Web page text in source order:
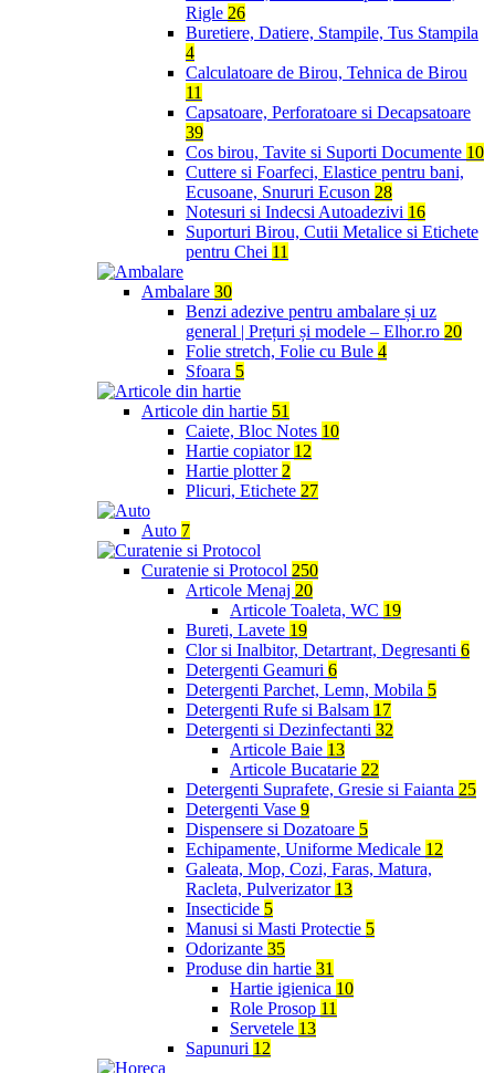
Rigle 26
Buretiere, Datiere, Stampile, Tus Stampila
4
Calculatoare de Birou, Tehnica de Birou
11
Capsatoare, Perforatoare si Decapsatoare
39
Cos birou, Tavite si Suporti Documente 10
Cuttere si Foarfeci, Elastice pentru bani,
Ecusoane, Snururi Ecuson 28
Notesuri si Indecsi Autoadezivi 16
Suporturi Birou, Cutii Metalice si Etichete
pentru Chei 11
Ambalare 30
Benzi adezive pentru ambalare și uz
general | Prețuri și modele – Elhor.ro 20
Folie stretch, Folie cu Bule 4
Sfoara 5
Articole din hartie 51
Caiete, Bloc Notes 10
Hartie copiator 12
Hartie plotter 2
Plicuri, Etichete 27
Auto 7
Curatenie si Protocol 250
Articole Menaj 20
Articole Toaleta, WC 19
Bureti, Lavete 19
Clor si Inalbitor, Detartrant, Degresanti 6
Detergenti Geamuri 6
Detergenti Parchet, Lemn, Mobila 5
Detergenti Rufe si Balsam 17
Detergenti si Dezinfectanti 32
Articole Baie 13
Articole Bucatarie 22
Detergenti Suprafete, Gresie si Faianta 25
Detergenti Vase 9
Dispensere si Dozatoare 5
Echipamente, Uniforme Medicale 12
Galeata, Mop, Cozi, Faras, Matura,
Racleta, Pulverizator 13
Insecticide 5
Manusi si Masti Protectie 5
Odorizante 35
Produse din hartie 31
Hartie igienica 10
Role Prosop 11
Servetele 13
Sapunuri 12